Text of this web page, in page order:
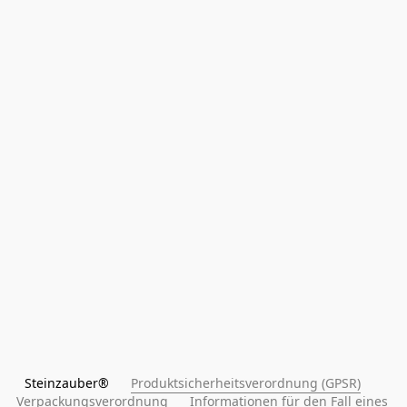
Steinzauber® Produktsicherheitsverordnung (GPSR)
Verpackungsverordnung
Informationen für den Fall eines